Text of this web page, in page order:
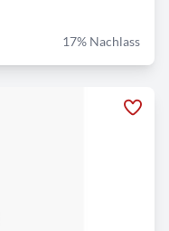
17% Nachlass